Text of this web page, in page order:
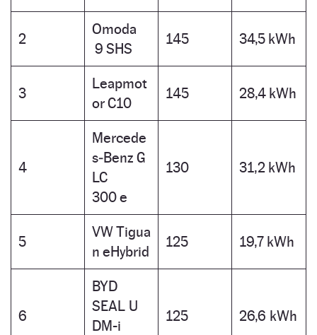
2
Omoda
9 SHS
145 34,5 kWh
3
Leapmot
or C10
145 28,4 kWh
4
Mercede
s‑Benz G
LC
300 e
130 31,2 kWh
5
VW Tigua
n eHybrid
125 19,7 kWh
6
BYD
SEAL U
DM-i
125 26,6 kWh